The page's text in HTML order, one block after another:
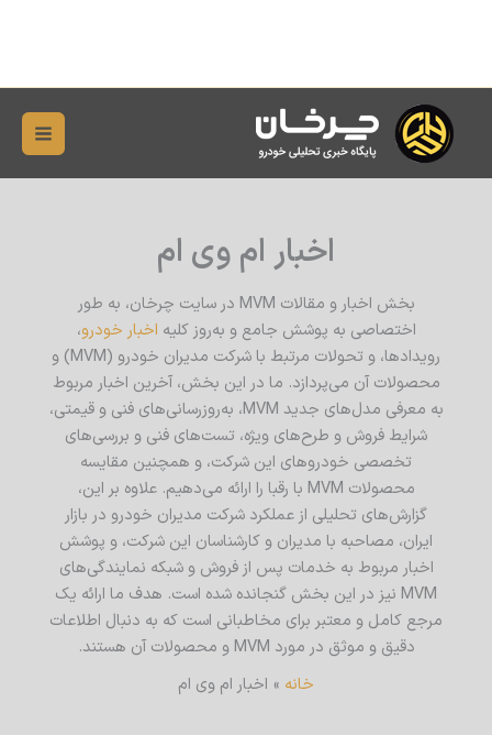
اخبار ام وی ام
بخش اخبار و مقالات MVM در سایت چرخان، به طور
اختصاصی به پوشش جامع و به‌روز کلیه اخبار خودرو،
رویدادها، و تحولات مرتبط با شرکت مدیران خودرو (MVM) و
محصولات آن می‌پردازد. ما در این بخش، آخرین اخبار مربوط
به معرفی مدل‌های جدید MVM، به‌روزرسانی‌های فنی و قیمتی،
شرایط فروش و طرح‌های ویژه، تست‌های فنی و بررسی‌های
تخصصی خودروهای این شرکت، و همچنین مقایسه
محصولات MVM با رقبا را ارائه می‌دهیم. علاوه بر این،
گزارش‌های تحلیلی از عملکرد شرکت مدیران خودرو در بازار
ایران، مصاحبه با مدیران و کارشناسان این شرکت، و پوشش
اخبار مربوط به خدمات پس از فروش و شبکه نمایندگی‌های
MVM نیز در این بخش گنجانده شده است. هدف ما ارائه یک
مرجع کامل و معتبر برای مخاطبانی است که به دنبال اطلاعات
دقیق و موثق در مورد MVM و محصولات آن هستند.
خانه
اخبار ام وی ام